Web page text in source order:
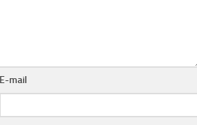
E-mail